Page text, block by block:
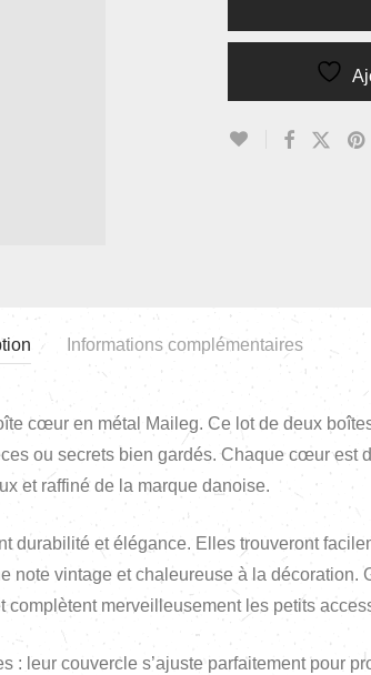
Informations complémentaires
cœur en métal Maileg. Ce lot de deux
ou secrets bien gardés. Chaque cœur est
et raffiné de la marque danoise.
et élégance. Elles trouveront
note vintage et chaleureuse à la décoration.
complètent merveilleusement les petits
: leur couvercle s’ajuste parfaitement pour